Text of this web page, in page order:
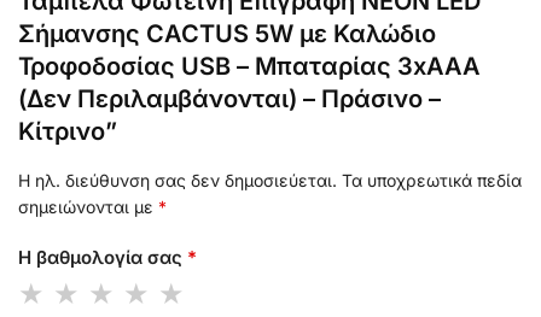
Σήμανσης CACTUS 5W με Καλώδιο
Τροφοδοσίας USB – Μπαταρίας 3xAAA
(Δεν Περιλαμβάνονται) – Πράσινο –
Κίτρινο”
Η ηλ. διεύθυνση σας δεν δημοσιεύεται. Τα υποχρεωτικά πεδία
σημειώνονται με *
Η βαθμολογία σας *